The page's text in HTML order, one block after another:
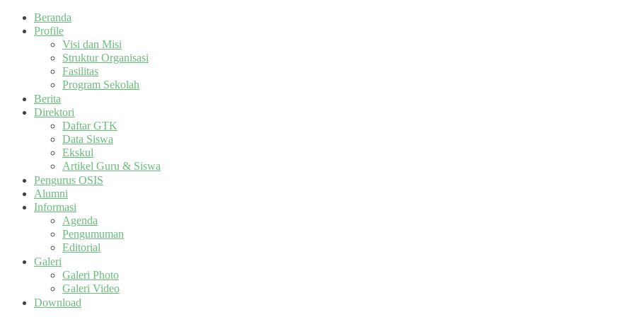
Beranda
Profile
Visi dan Misi
Struktur Organisasi
Fasilitas
Program Sekolah
Berita
Direktori
Daftar GTK
Data Siswa
Ekskul
Artikel Guru & Siswa
Pengurus OSIS
Alumni
Informasi
Agenda
Pengumuman
Editorial
Galeri
Galeri Photo
Galeri Video
Download